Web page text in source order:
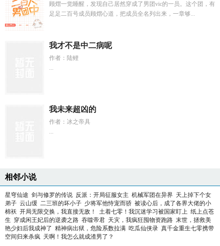
顾熠一觉睡醒，发现自己居然穿成了男团vic的一员。这个团，有
足足二百号成员顾熠心道，把成员全名列出来，一章够...
我才不是中二病呢
作者：陆鲤
...
我未来超凶的
作者：冰之帝具
...
相邻小说
星穹仙途 剑与修罗的传说 反派：开局征服女主 机械军团在异界 天上掉下个女
弟子 云山缓 二三班的坏小子 少将军他恃宠而骄 被读心后，成了各界大佬的小
棉袄 开局无限交换，我直接无敌！ 土着七零！我沉迷学习被国家盯上 纸上点苍
生 穿成闲王妃后的逆袭之路 吞噬帝君 天灾，我疯狂囤物资跑路 末世，拯救美
艳少妇后我成神了 精神病出狱，危险系数拉满 吃瓜仙侠录 真千金重生七零携带
空间归来杀疯 天啊！我怎么就成渣男了？